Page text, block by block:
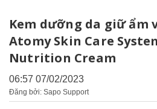
Kem dưỡng da giữ ẩm
Atomy Skin Care
Nutrition Cream
06:57 07/02/2023
Đăng bởi: Sapo Support